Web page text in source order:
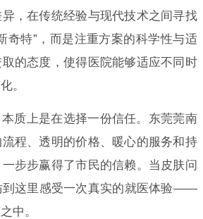
，在传统经验与现代技术之间寻找
奇特”，而是注重方案的科学性与适
的态度，使得医院能够适应不同时
。
质上是在选择一份信任。东莞莞南
程、透明的价格、暖心的服务和持
步步赢得了市民的信赖。当皮肤问
到这里感受一次真实的就医体验——
中。